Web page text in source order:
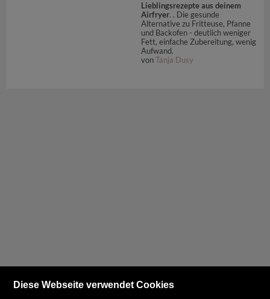
Lieblingsrezepte aus deinem
Airfryer. . Die gesunde
Alternative zu Fritteuse, Pfanne
und Backofen - deutlich weniger
Fett, einfache Zubereitung, wenig
Aufwand.
vonTanja Dusy
Diese Webseite verwendet Cookies